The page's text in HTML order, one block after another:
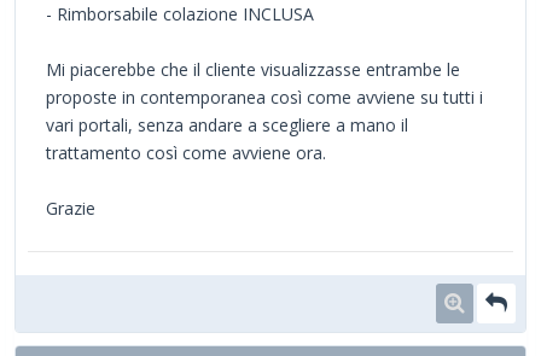
- Rimborsabile colazione INCLUSA
Mi piacerebbe che il cliente visualizzasse entrambe le
proposte in contemporanea così come avviene su tutti i
vari portali, senza andare a scegliere a mano il
trattamento così come avviene ora.
Grazie